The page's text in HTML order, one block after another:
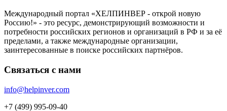
Международный портал «ХЕЛПИНВЕР - открой новую
Россию!» - это ресурс, демонстрирующий возможности и
потребности российских регионов и организаций в РФ и за её
пределами, а также международные организации,
заинтересованные в поиске российских партнёров.
Связаться с нами
info@helpinver.com
+7 (499) 995-09-40